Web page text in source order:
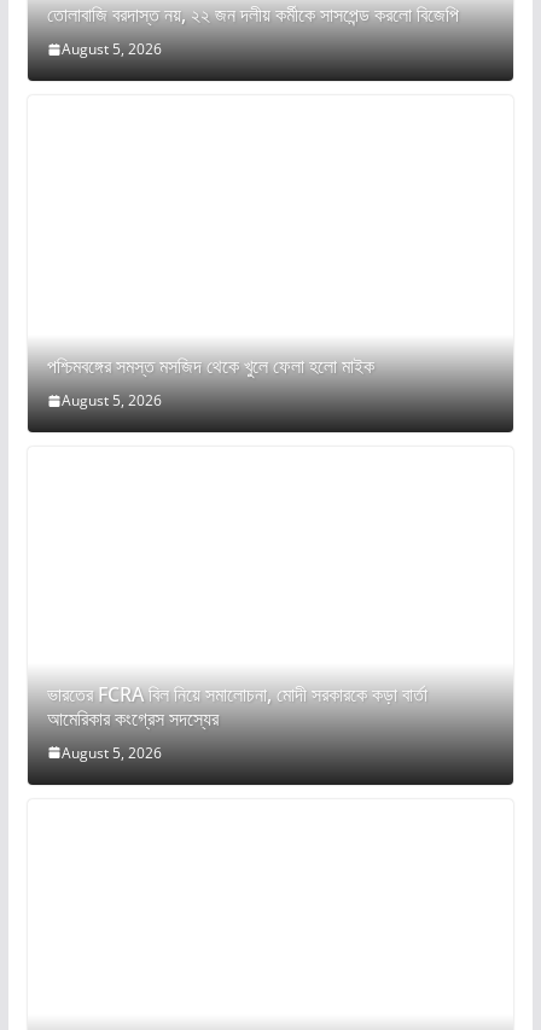
তোলাবাজি বরদাস্ত নয়, ২২ জন দলীয় কর্মীকে সাসপেন্ড করলো বিজেপি
August 5, 2026
পশ্চিমবঙ্গের সমস্ত মসজিদ থেকে খুলে ফেলা হলো মাইক
August 5, 2026
ভারতের FCRA বিল নিয়ে সমালোচনা, মোদী সরকারকে কড়া বার্তা
আমেরিকার কংগ্রেস সদস্যের
August 5, 2026